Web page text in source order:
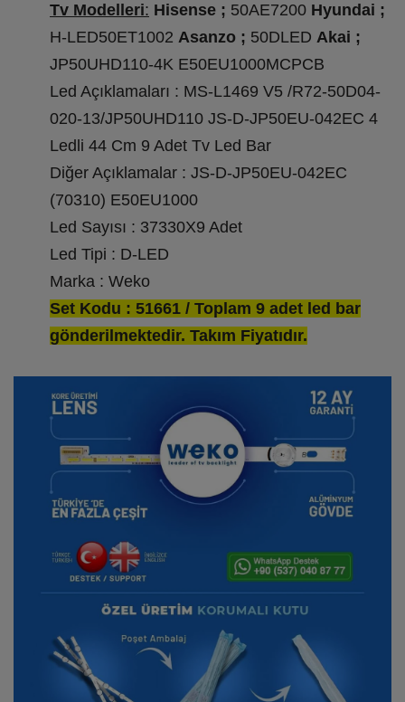
Tv Modelleri: Hisense ; 50AE7200 Hyundai ;
H-LED50ET1002 Asanzo ; 50DLED Akai ;
JP50UHD110-4K E50EU1000MCPCB
Led Açıklamaları : MS-L1469 V5 /R72-50D04-
020-13/JP50UHD110 JS-D-JP50EU-042EC 4
Ledli 44 Cm 9 Adet Tv Led Bar
Diğer Açıklamalar : JS-D-JP50EU-042EC
(70310) E50EU1000
Led Sayısı : 37330X9 Adet
Led Tipi : D-LED
Marka : Weko
Set Kodu : 51661 / Toplam 9 adet led bar
gönderilmektedir. Takım Fiyatıdır.